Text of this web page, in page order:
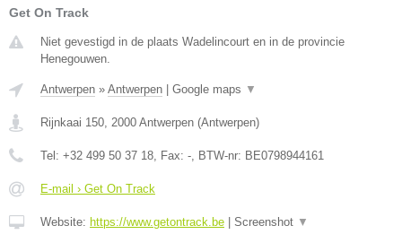
Get On Track
Niet gevestigd in de plaats Wadelincourt en in de provincie
Henegouwen.
Antwerpen » Antwerpen | Google maps ▼
Rijnkaai 150 2000 Antwerpen (Antwerpen)
Tel: +32 499 50 37 18 , Fax: - , BTW-nr: BE0798944161
E-mail › Get On Track
Website: https://www.getontrack.be | Screenshot ▼